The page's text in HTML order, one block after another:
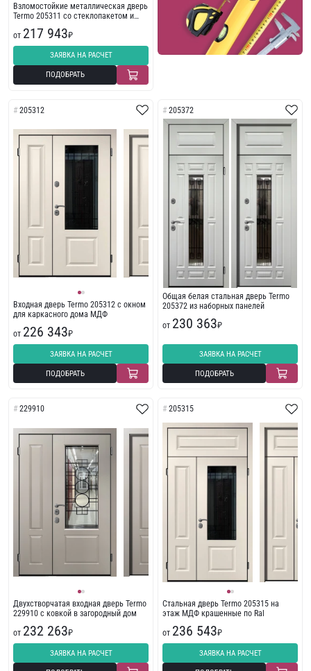
Взломостойкие металлическая дверь
Termo 205311 со стеклопакетом и
от 217 943₽
ЗАЯВКА НА РАСЧЕТ
ПОДОБРАТЬ
205312
Входная дверь Termo 205312 с окном
для каркасного дома МДФ
от 226 343₽
ЗАЯВКА НА РАСЧЕТ
ПОДОБРАТЬ
205372
Общая белая стальная дверь Termo
205372 из наборных панелей
от 230 363₽
ЗАЯВКА НА РАСЧЕТ
ПОДОБРАТЬ
229910
Двухстворчатая входная дверь Termo
229910 с ковкой в загородный дом
от 232 263₽
ЗАЯВКА НА РАСЧЕТ
205315
Стальная дверь Termo 205315 на
этаж МДФ крашенные по Ral
от 236 543₽
ЗАЯВКА НА РАСЧЕТ